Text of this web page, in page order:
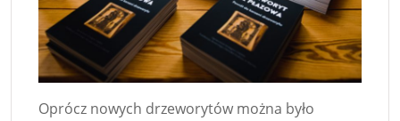
Oprócz nowych drzeworytów można było